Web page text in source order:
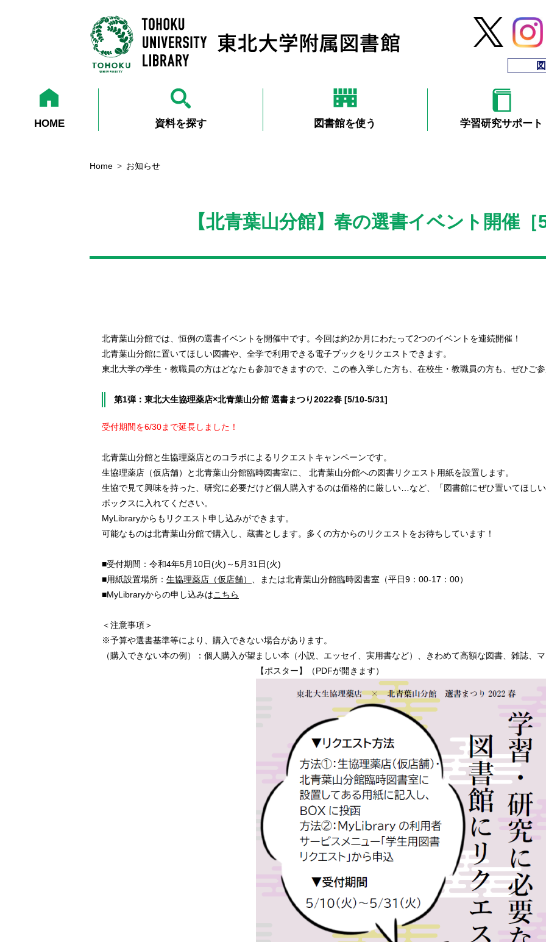
HOME 資料を探す 図書館を使う 学習研究サポート
Home お知らせ
【北青葉山分館】春の選書イベント開催［
北青葉山分館では、恒例の選書イベントを開催中です。今回は約2か月にわたって2つのイベントを連続開催！
北青葉山分館に置いてほしい図書や、全学で利用できる電子ブックをリクエストできます。
東北大学の学生・教職員の方はどなたも参加できますので、この春入学した方も、在校生・教職員の方も、ぜひご
第1弾：東北大生協理薬店×北青葉山分館 選書まつり2022春 [5/10-5/31]
受付期間を6/30まで延長しました！
北青葉山分館と生協理薬店とのコラボによるリクエストキャンペーンです。
生協理薬店（仮店舗）と北青葉山分館臨時図書室に、 北青葉山分館への図書リクエスト用紙を設置します。
生協で見て興味を持った、研究に必要だけど個人購入するのは価格的に厳しい…など、「図書館にぜひ置いてほし
ボックスに入れてください。
MyLibraryからもリクエスト申し込みができます。
可能なものは北青葉山分館で購入し、蔵書とします。多くの方からのリクエストをお待ちしています！
■受付期間：令和4年5月10日(火)～5月31日(火)
■用紙設置場所： 生協理薬店（仮店舗）
、または北青葉山分館臨時図書室（平日9：00-17：00）
■MyLibraryからの申し込みはこちら
＜注意事項＞
※予算や選書基準等により、購入できない場合があります。
（購入できない本の例）：個人購入が望ましい本（小説、エッセイ、実用書など）、きわめて高額な図書、雑誌、
【ポスター】（PDFが開きます）